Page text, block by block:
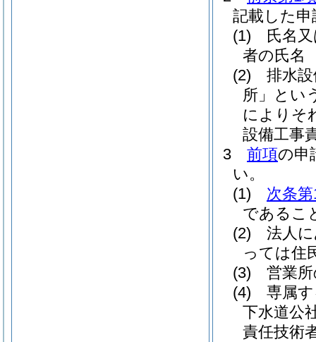
記載した
(1)
氏名
者の氏名
(2)
排水
所」とい
によりそ
設備工事
3
前項の申
い。
(1)
次条
であるこ
(2)
法人
っては住
(3)
営業
(4)
専属
下水道公
責任技術